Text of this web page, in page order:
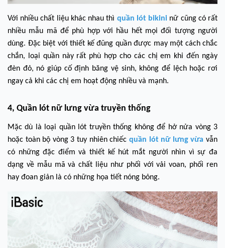
Với nhiều chất liệu khác nhau thì quần lót bikini nữ cũng có rất
nhiều mẫu mã để phù hợp với hầu hết mọi đối tượng người
dùng. Đặc biệt với thiết kế đũng quần được may một cách chắc
chắn, loại quần này rất phù hợp cho các chị em khi đến ngày
đèn đỏ, nó giúp cố định băng vệ sinh, không để lệch hoặc rơi
ngay cả khi các chị em hoạt động nhiều và mạnh.
4, Quần lót nữ lưng vừa truyền thống
Mặc dù là loại quần lót truyền thống không để hở nửa vòng 3
hoặc toàn bộ vòng 3 tuy nhiên chiếc quần lót nữ lưng vừa vẫn
có những đặc điểm và thiết kế hút mắt người nhìn vì sự đa
dạng về mẫu mã và chất liệu như phối với vải voan, phối ren
hay đoan giản là có những họa tiết nóng bỏng.